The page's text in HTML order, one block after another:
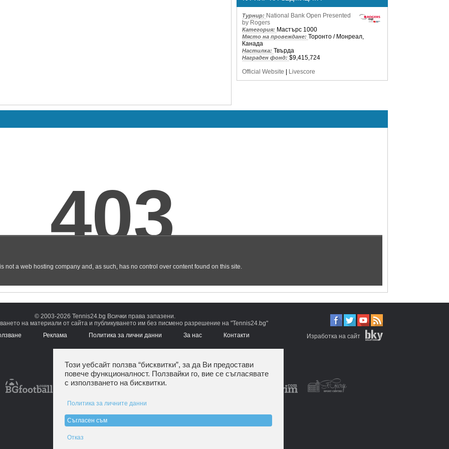
Турнир: National Bank Open Presented
by Rogers
Категория: Мастърс 1000
Място на провеждане: Торонто / Монреал,
Канада
Настилка: Твърда
Награден фонд: $9,415,724
Official Website
Livescore
© 2003-2026 Tennis24.bg Всички права запазени.
на материали от сайта и публикуването им без писмено разрешение на "Tennis24.bg"
Реклама Политика за лични данни За нас Контакти Изработка на сайт
Този уебсайт ползва “бисквитки”, за да Ви предостави
повече функционалност. Ползвайки го, вие се съгласявате
с използването на бисквитки.
Политика за личните данни
Съгласен съм
Отказ